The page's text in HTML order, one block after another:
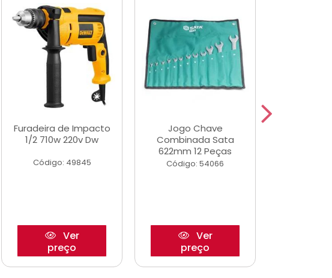
Furadeira de Impacto
1/2 710w 220v Dw
Código: 49845
Ver
preço
Jogo Chave
Combinada Sata
622mm 12 Peças
Código: 54066
Ver
preço